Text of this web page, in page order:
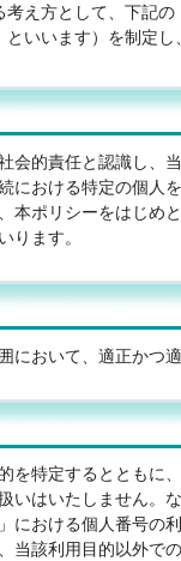
え方として、下記
いいます）を制定し
会的責任と認識し、
における特定の個人
本ポリシーをはじめ
ります。
おいて、適正かつ
を特定するとともに
いはいたしません。
における個人番号の
該利用目的以外で